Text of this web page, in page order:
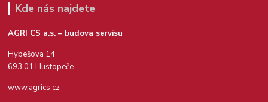
Kde nás najdete
AGRI CS a.s. – budova servisu
Hybešova 14
693 01 Hustopeče
www.agrics.cz